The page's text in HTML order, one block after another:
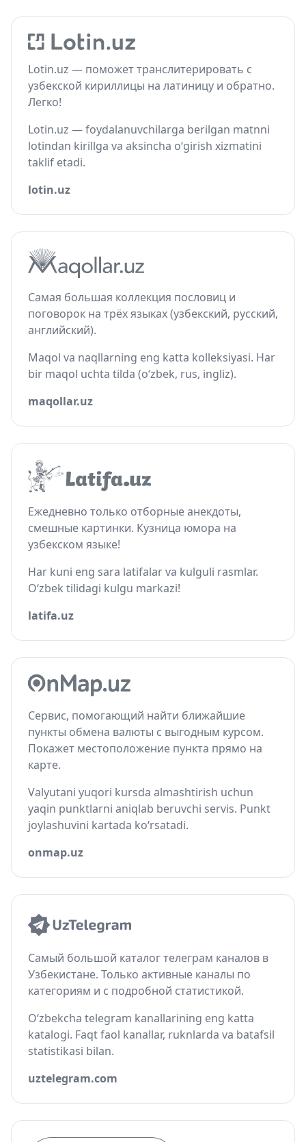
Lotin.uz — поможет транслитерировать с
узбекской кириллицы на латиницу и обратно.
Легко!
Lotin.uz — foydalanuvchilarga berilgan matnni
lotindan kirillga va aksincha o‘girish xizmatini
taklif etadi.
lotin.uz
Самая большая коллекция пословиц и
поговорок на трёх языках (узбекский, русский,
английский).
Maqol va naqllarning eng katta kolleksiyasi. Har
bir maqol uchta tilda (o‘zbek, rus, ingliz).
maqollar.uz
Ежедневно только отборные анекдоты,
смешные картинки. Кузница юмора на
узбекском языке!
Har kuni eng sara latifalar va kulguli rasmlar.
O‘zbek tilidagi kulgu markazi!
latifa.uz
Сервис, помогающий найти ближайшие
пункты обмена валюты с выгодным курсом.
Покажет местоположение пункта прямо на
карте.
Valyutani yuqori kursda almashtirish uchun
yaqin punktlarni aniqlab beruvchi servis. Punkt
joylashuvini kartada ko‘rsatadi.
onmap.uz
Самый большой каталог телеграм каналов в
Узбекистане. Только активные каналы по
категориям и с подробной статистикой.
O‘zbekcha telegram kanallarining eng katta
katalogi. Faqt faol kanallar, ruknlarda va batafsil
statistikasi bilan.
uztelegram.com